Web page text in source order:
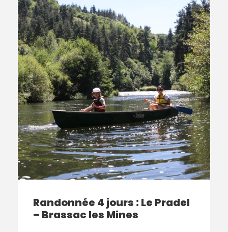
Randonnée 4 jours : Le Pradel
– Brassac les Mines